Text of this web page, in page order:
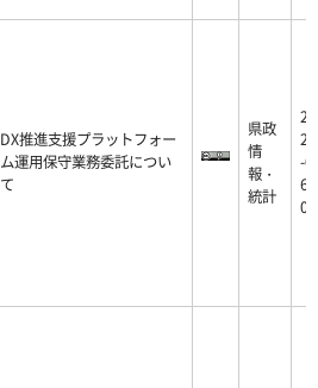
DX推進支援プラットフォー
ム運用保守業務委託につい
て
県政
情
報・
統計
20
26
-0
6-
01